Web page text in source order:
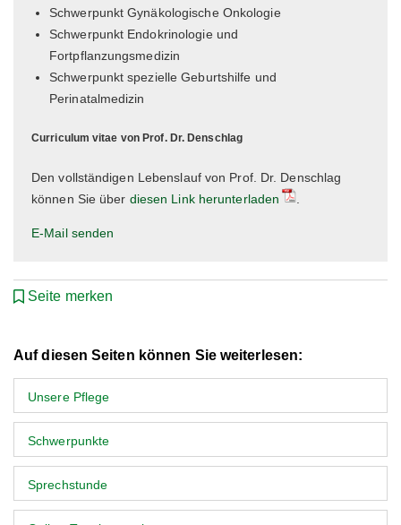
Schwerpunkt Gynäkologische Onkologie
Schwerpunkt Endokrinologie und
Fortpflanzungsmedizin
Schwerpunkt spezielle Geburtshilfe und
Perinatalmedizin
Curriculum vitae von Prof. Dr. Denschlag
Den vollständigen Lebenslauf von Prof. Dr. Denschlag
können Sie über diesen Link herunterladen
E-Mail senden
Seite merken
Auf diesen Seiten können Sie weiterlesen:
Unsere Pflege
Schwerpunkte
Sprechstunde